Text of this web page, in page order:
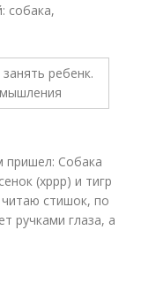
собака,
пришел: Собака
(хррр) и тигр
стишок, по
ручками глаза, а